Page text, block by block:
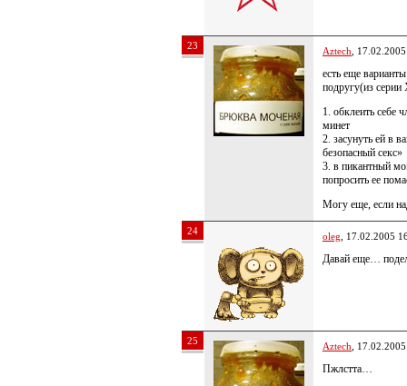
23 Aztech ,
есть еще
подругу(из
1. обклеить себе
минет
2. засунуть ей в
безопасный секс»
3. в пикантный
попросить ее
Могу еще, если
24 oleg , 17.02.2005
Давай еще…
25 Aztech ,
Пжлстта…